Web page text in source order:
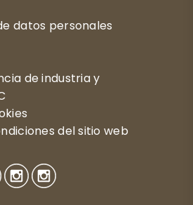
datos personales
de industria y
del sitio web